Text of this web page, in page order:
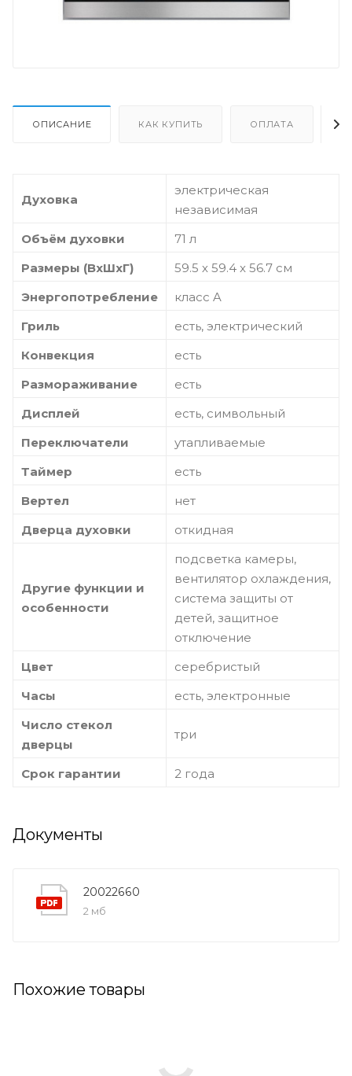
ОПИСАНИЕ КАК КУПИТЬ ОПЛАТА
Духовка
электрическая
независимая
Объём духовки
71 л
Размеры (ВхШхГ)
59.5 х 59.4 x 56.7 см
Энергопотребление
класс A
Гриль
есть, электрический
Конвекция
есть
Размораживание
есть
Дисплей
есть, символьный
Переключатели
утапливаемые
Таймер
есть
Вертел
нет
Дверца духовки
откидная
Другие функции и
особенности
подсветка камеры,
вентилятор охлаждения,
система защиты от
детей, защитное
отключение
Цвет
серебристый
Часы
есть, электронные
Число стекол
дверцы
три
Срок гарантии 2 года
Документы
20022660
2 мб
Похожие товары